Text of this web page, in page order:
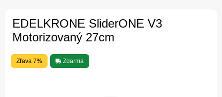
EDELKRONE SliderONE V3
Motorizovaný 27cm
Zľava 7% Zdarma